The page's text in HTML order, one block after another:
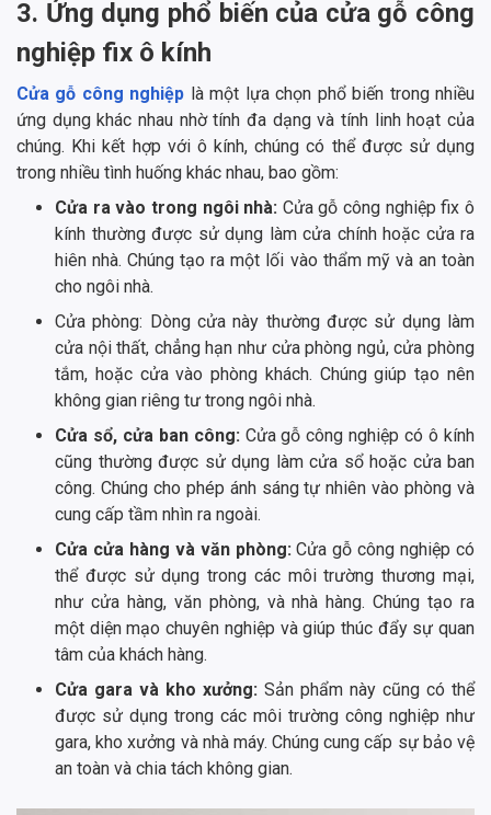
3. Ứng dụng phổ biến của cửa gỗ công
nghiệp fix ô kính
Cửa gỗ công nghiệp là một lựa chọn phổ biến trong nhiều
ứng dụng khác nhau nhờ tính đa dạng và tính linh hoạt của
chúng. Khi kết hợp với ô kính, chúng có thể được sử dụng
trong nhiều tình huống khác nhau, bao gồm:
Cửa ra vào trong ngôi nhà: Cửa gỗ công nghiệp fix ô
kính thường được sử dụng làm cửa chính hoặc cửa ra
hiên nhà. Chúng tạo ra một lối vào thẩm mỹ và an toàn
cho ngôi nhà.
Cửa phòng: Dòng cửa này thường được sử dụng làm
cửa nội thất, chẳng hạn như cửa phòng ngủ, cửa phòng
tắm, hoặc cửa vào phòng khách. Chúng giúp tạo nên
không gian riêng tư trong ngôi nhà.
Cửa sổ, cửa ban công: Cửa gỗ công nghiệp có ô kính
cũng thường được sử dụng làm cửa sổ hoặc cửa ban
công. Chúng cho phép ánh sáng tự nhiên vào phòng và
cung cấp tầm nhìn ra ngoài.
Cửa cửa hàng và văn phòng: Cửa gỗ công nghiệp có
thể được sử dụng trong các môi trường thương mại,
như cửa hàng, văn phòng, và nhà hàng. Chúng tạo ra
một diện mạo chuyên nghiệp và giúp thúc đẩy sự quan
tâm của khách hàng.
Cửa gara và kho xưởng: Sản phẩm này cũng có thể
được sử dụng trong các môi trường công nghiệp như
gara, kho xưởng và nhà máy. Chúng cung cấp sự bảo vệ
an toàn và chia tách không gian.